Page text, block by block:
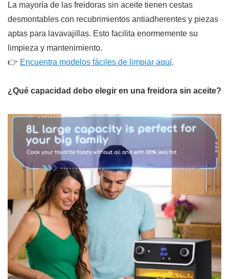
La mayoría de las freidoras sin aceite tienen cestas
desmontables con recubrimientos antiadherentes y piezas
aptas para lavavajillas. Esto facilita enormemente su
limpieza y mantenimiento.
👉 Encuentra modelos fáciles de limpiar aquí.
¿Qué capacidad debo elegir en una freidora sin aceite?